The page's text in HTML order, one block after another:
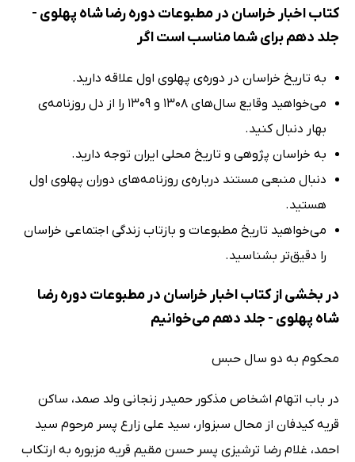
کتاب اخبار خراسان در مطبوعات دوره رضا شاه پهلوی -
جلد دهم برای شما مناسب است اگر
به تاریخ خراسان در دوره‌ی پهلوی اول علاقه دارید.
می‌خواهید وقایع سال‌های 1308 و 1309 را از دل روزنامه‌ی
بهار دنبال کنید.
به خراسان پژوهی و تاریخ محلی ایران توجه دارید.
دنبال منبعی مستند درباره‌ی روزنامه‌های دوران پهلوی اول
هستید.
می‌خواهید تاریخ مطبوعات و بازتاب زندگی اجتماعی خراسان
را دقیق‌تر بشناسید.
در بخشی از کتاب اخبار خراسان در مطبوعات دوره رضا
شاه پهلوی - جلد دهم می‌خوانیم
محکوم به دو سال حبس
در باب اتهام اشخاص مذکور حمیدر زنجانی ولد صمد، ساکن
قریه کیدفان از محال سبزوار، سید علی زارع پسر مرحوم سید
احمد، غلام رضا ترشیزی پسر حسن مقیم قریه مزبوره به ارتکاب